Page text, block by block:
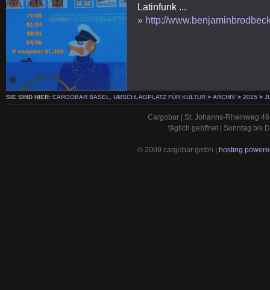
Latinfunk ...
» http://
SIE SIND HIER: CARGOBAR BASEL, UMSCHLAGPLATZ FÜR KULTUR > ARCHIV > 2015 >
Cargobar | St. Johanns-Rheinweg
täglich geöffnet | Sonntag bis
© 2009 cargobar gmbh | hosting